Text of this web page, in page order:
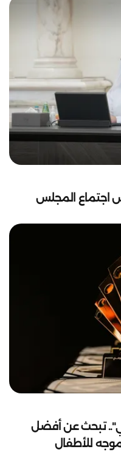
اجتماع المجلس
تبحث عن أفضل
للأطفال